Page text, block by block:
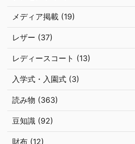
メディア掲載 (19)
レザー (37)
レディースコート (13)
入学式・入園式 (3)
読み物 (363)
豆知識 (92)
財布 (12)